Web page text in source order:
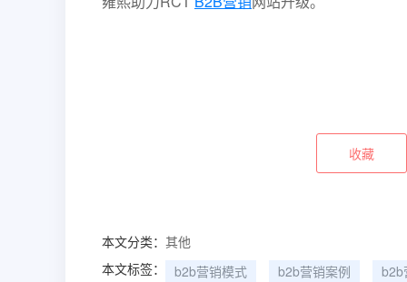
收藏
本文分类： 其他
本文标签：
b2b营销模式 b2b营销案例
b2b